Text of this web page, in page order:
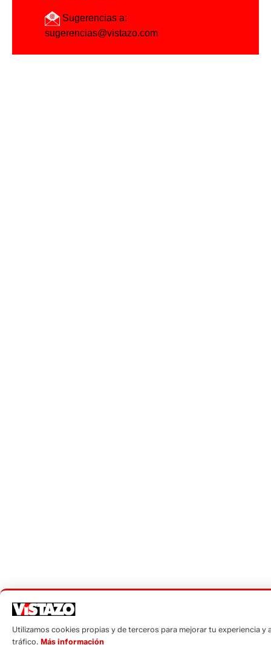
Sugerencias a:
sugerencias@vistazo.com
Utilizamos cookies propias y de terceros para mejorar tu experiencia y
tráfico. Más información